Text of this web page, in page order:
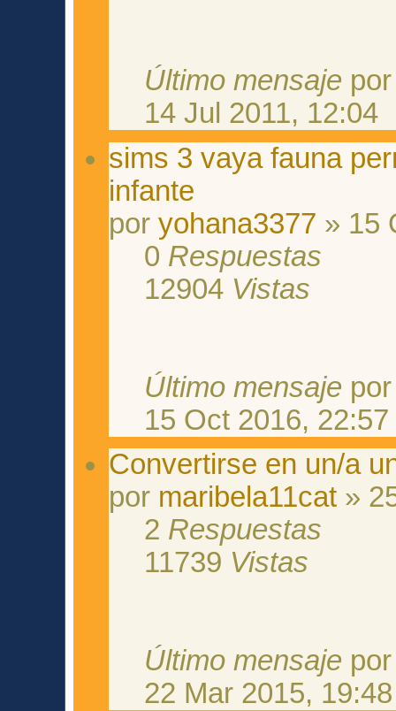
Último mensaje
14 Jul 2011, 12:04
sims 3 vaya fauna
infante
poryohana3377 » 15
0 Respuestas
12904 Vistas
Último mensaje
15 Oct 2016, 22:57
Convertirse en un/a
por maribela11cat »
2 Respuestas
11739 Vistas
Último mensaje
22 Mar 2015, 19:48